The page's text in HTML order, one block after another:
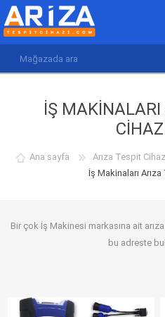
GIRIŞ YAP
İŞ
Ana sayfa Arıza Tespit
İş Makinaları
Bir çok İş Makinesi markasına ait
bu adreste